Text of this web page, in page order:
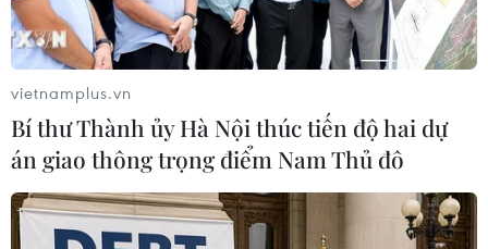
vietnamplus.vn
Bí thư Thành ủy Hà Nội thúc tiến độ hai dự
án giao thông trọng điểm Nam Thủ đô